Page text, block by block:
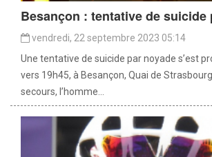
Besançon : tentative de suicide
vendredi, 22 septembre 2023 05:14
Une tentative de suicide par noyade s’est
vers 19h45, à Besançon, Quai de
secours, l’homme...